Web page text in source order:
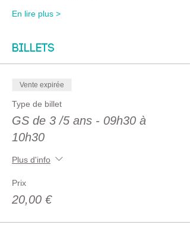
En lire plus >
Billets
Vente expirée
Type de billet
GS de 3 /5 ans - 09h30 à
10h30
Plus d'info
Prix
20,00 €